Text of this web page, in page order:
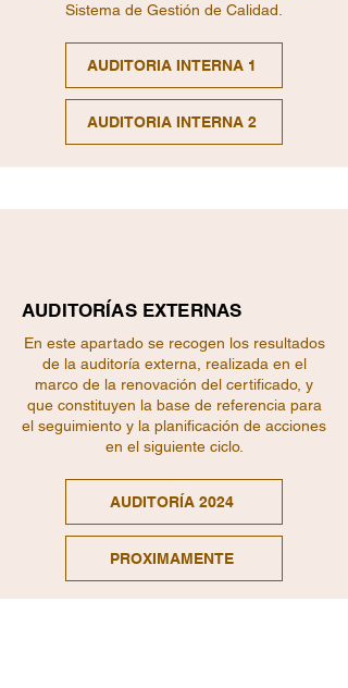
Sistema de Gestión de Calidad.
AUDITORIA INTERNA 1
AUDITORIA INTERNA 2
AUDITORÍAS EXTERNAS
En este apartado se recogen los resultados
de la auditoría externa, realizada en el
marco de la renovación del certificado, y
que constituyen la base de referencia para
el seguimiento y la planificación de acciones
en el siguiente ciclo.
AUDITORÍA 2024
PROXIMAMENTE